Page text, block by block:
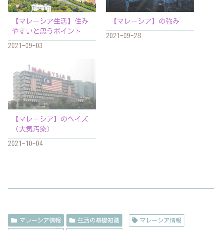
【マレーシア生活】住み
やすいと思うポイント
2021-09-03
【マレーシア】の強み
2021-09-28
【マレーシア】のヘイズ
（大気汚染）
2021-10-04
マレーシア情報 生活の基礎知識 マレーシア情報